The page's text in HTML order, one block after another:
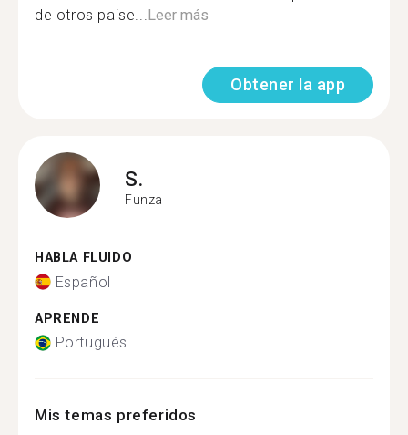
de otros paise...Leer más
Obtener la app
S.
Funza
HABLA FLUIDO
Español
APRENDE
Portugués
Mis temas preferidos